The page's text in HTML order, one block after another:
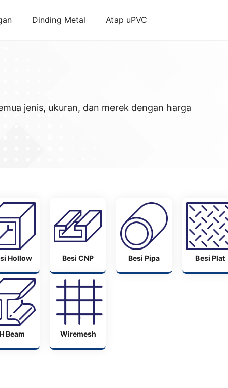
Dinding Metal Atap uPVC
jenis, ukuran, dan merek dengan harga
Hollow Besi CNP Besi Pipa Besi Plat
Beam Wiremesh